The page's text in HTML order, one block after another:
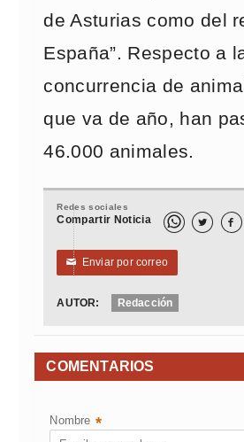
de Asturias como del
España”. Respecto a
concurrencia de
que va de año, han
46.000 animales.
Redes sociales
Compartir Noticia  
✉ Enviar por correo
AUTOR: Redacción
COMENTARIOS
Nombre *